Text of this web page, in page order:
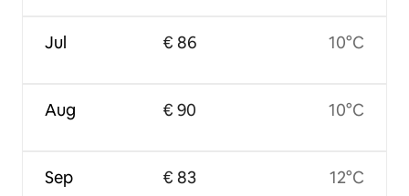
Jul
Aug
Sep
€ 86
€ 90
€ 83
10°C
10°C
12°C